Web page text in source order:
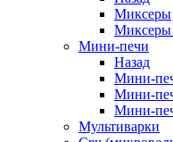
Миксеры
Миксеры
Мини-печи
Назад
Мини-
Мини-
Мини-
Мультиварки